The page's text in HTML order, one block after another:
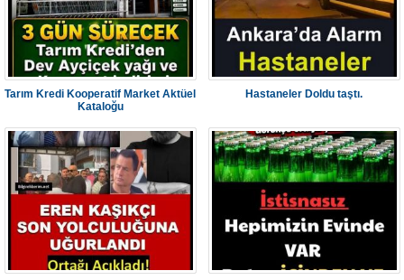
Tarım Kredi Kooperatif Market Aktüel
Kataloğu
Hastaneler Doldu taştı.